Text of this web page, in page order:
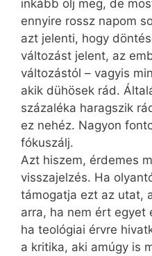
inkább ölj meg, de
ennyire rossz napom
azt jelenti, hogy
változást jelent, az
változástól – vagyis
akik dühösek rád.
százaléka haragszik
ez nehéz. Nagyon
fókuszálj.
Azt hiszem, érdemes
visszajelzés. Ha
támogatja ezt az utat,
arra, ha nem ért egyet
ha teológiai érvre
a kritika, aki amúgy is